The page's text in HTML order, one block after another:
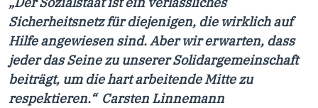
Sicherheitsnetz für diejenigen, die wirklich auf
Hilfe angewiesen sind. Aber wir erwarten, dass
jeder das Seine zu unserer Solidargemeinschaft
beiträgt, um die hart arbeitende Mitte zu
respektieren.“ Carsten Linnemann